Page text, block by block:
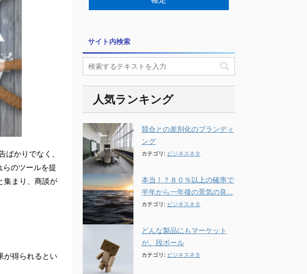
かりでなく、
のツールを提
集まり、商談が
が得られるとい
サイト内検索
人気ランキング
競合との差別化のブランディ
ング
カテゴリ: ビジネスネタ
本当！？８０％以上の確率で
半年から一年後の景気の良...
カテゴリ: ビジネスネタ
どんな製品にもマーケット
が。段ボール
カテゴリ: ビジネスネタ